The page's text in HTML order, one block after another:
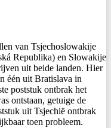
van Tsjechoslowakije
Republika) en Slowakije
uit beide landen. Hier
één uit Bratislava in
poststuk ontbrak het
ontstaan, getuige de
uit Tsjechië ontbrak
toen probleem.